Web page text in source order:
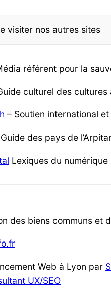
visiter nos autres sites
référent pour la
culturel des cultures
– Soutien international
des pays de
Lexiques du numérique
des biens communs et
Web à Lyon par
UX/SEO